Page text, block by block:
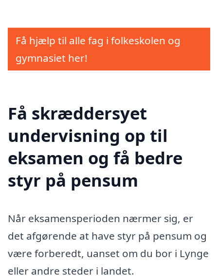
Få hjælp til alle fag i folkeskolen og
gymnasiet her!
Få skræddersyet
undervisning op til
eksamen og få bedre
styr på pensum
Når eksamensperioden nærmer sig, er
det afgørende at have styr på pensum og
være forberedt, uanset om du bor i Lynge
eller andre steder i landet.